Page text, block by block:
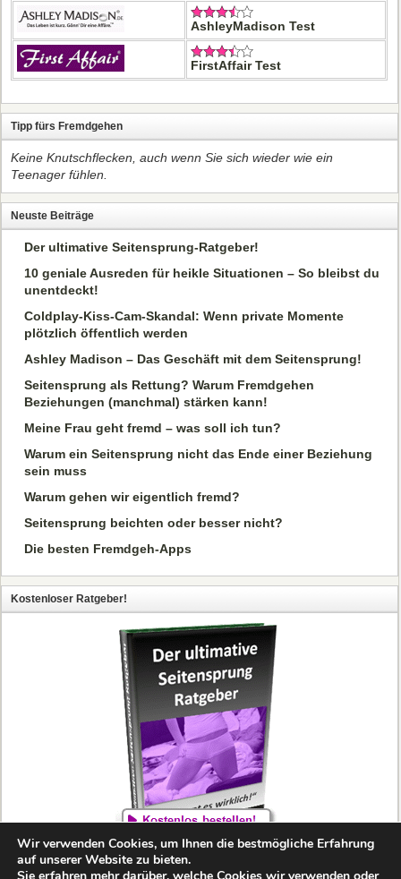
AshleyMadison Test
FirstAffair Test
Tipp fürs Fremdgehen
Keine Knutschflecken, auch wenn Sie sich wieder wie ein
Teenager fühlen.
Neuste Beiträge
Der ultimative Seitensprung-Ratgeber!
10 geniale Ausreden für heikle Situationen – So bleibst du
unentdeckt!
Coldplay-Kiss-Cam-Skandal: Wenn private Momente
plötzlich öffentlich werden
Ashley Madison – Das Geschäft mit dem Seitensprung!
Seitensprung als Rettung? Warum Fremdgehen
Beziehungen (manchmal) stärken kann!
Meine Frau geht fremd – was soll ich tun?
Warum ein Seitensprung nicht das Ende einer Beziehung
sein muss
Warum gehen wir eigentlich fremd?
Seitensprung beichten oder besser nicht?
Die besten Fremdgeh-Apps
Kostenloser Ratgeber!
Wir verwenden Cookies, um Ihnen die bestmögliche Erfahrung
auf unserer Website zu bieten.